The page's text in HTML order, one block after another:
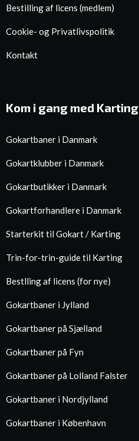
Bestilling af licens (medlem)
Cookie- og Privatlivspolitik
Kontakt
Kom i gang med Karting
Gokartbaner i Danmark
Gokartklubber i Danmark
Gokartbutikker i Danmark
Gokartforhandlere i Danmark
Starterkit til Gokart / Karting
Trin-for-trin-guide til Karting
Bestlling af licens (for nye)
Gokartbaner i Jylland
Gokartbaner på Sjælland
Gokartbaner på Fyn
Gokartbaner på Lolland Falster
Gokartbaner i Nordjylland
Gokartbaner i København